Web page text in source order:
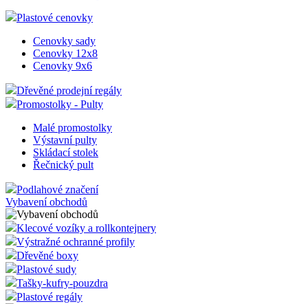
Plastové cenovky
Cenovky sady
Cenovky 12x8
Cenovky 9x6
Dřevěné prodejní regály
Promostolky - Pulty
Malé promostolky
Výstavní pulty
Skládací stolek
Řečnický pult
Podlahové značení
Vybavení obchodů
Klecové vozíky a rollkontejnery
Výstražné ochranné profily
Dřevěné boxy
Plastové sudy
Tašky-kufry-pouzdra
Plastové regály